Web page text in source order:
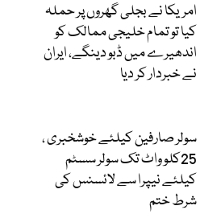
امریکا نے بجلی گھروں پر حملہ
کیا تو تمام خلیجی ممالک کو
اندھیرے میں ڈبو دینگے، ایران
نے خبردار کر دیا
سولر صارفین کیلئے خوشخبری ،
25کلو واٹ تک سولر سسٹم
کیلئے نیپرا سے لائسنس کی
شرط ختم